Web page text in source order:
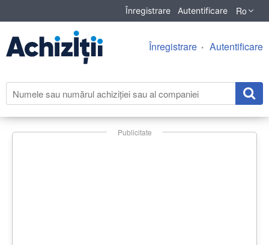
Înregistrare Autentificare Ro
Înregistrare Autentificare
Publicitate